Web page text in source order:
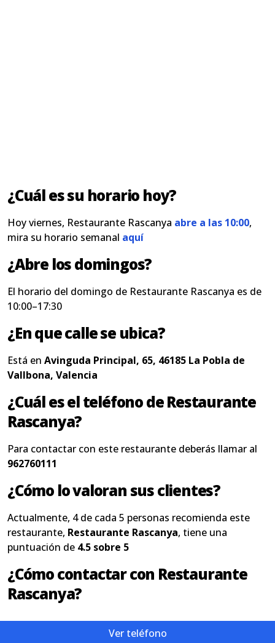
¿Cuál es su horario hoy?
Hoy viernes, Restaurante Rascanya abre a las 10:00,
mira su horario semanal aquí
¿Abre los domingos?
El horario del domingo de Restaurante Rascanya es de
10:00–17:30
¿En que calle se ubica?
Está en Avinguda Principal, 65, 46185 La Pobla de
Vallbona, Valencia
¿Cuál es el teléfono de Restaurante
Rascanya?
Para contactar con este restaurante deberás llamar al
962760111
¿Cómo lo valoran sus clientes?
Actualmente, 4 de cada 5 personas recomienda este
restaurante, Restaurante Rascanya, tiene una
puntuación de 4.5 sobre 5
¿Cómo contactar con Restaurante
Rascanya?
Ver teléfono